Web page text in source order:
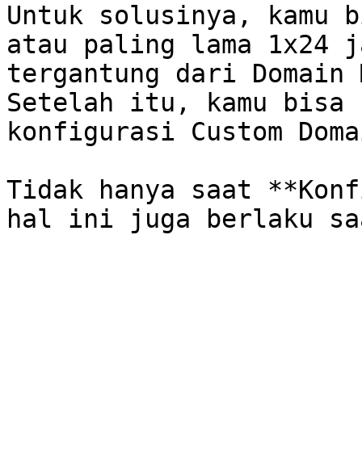
Untuk solusinya, kamu
atau paling lama 1x24
tergantung dari Domain
Setelah itu, kamu bisa
konfigurasi Custom
Tidak hanya saat